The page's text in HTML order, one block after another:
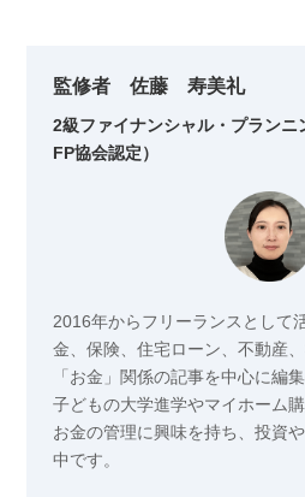
監修者 佐藤 寿美礼
2級ファイナンシャル・プラン
FP協会認定）
2016年からフリーランスとして
金、保険、住宅ローン、不動産
「お金」関係の記事を中心に編
子どもの大学進学やマイホーム
お金の管理に興味を持ち、投資
中です。